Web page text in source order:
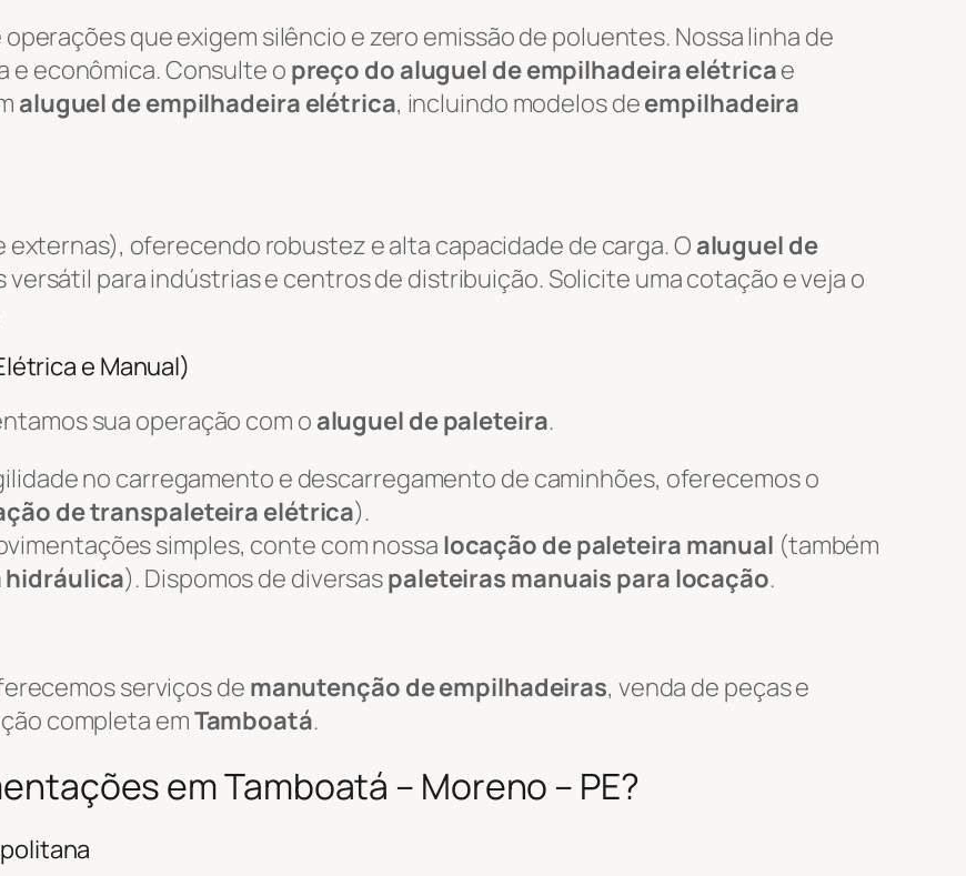
que exigem silêncio e zero emissão de poluentes. Nossa linha de
e econômica. Consulte o preço do aluguel de empilhadeira elétricae
aluguel de empilhadeira elétrica, incluindo modelos deempilhadeira
oferecendo robustez e alta capacidade de carga. O aluguel de
versátil para indústrias e centros de distribuição. Solicite uma cotação e veja o
e Manual)
sua operação com oaluguel de paleteira.
no carregamento e descarregamento de caminhões, oferecemos o
de transpaleteira elétrica).
simples, conte com nossa locação de paleteira manual (também
hidráulica). Dispomos de diversaspaleteiras manuais para locação.
serviços de manutenção de empilhadeiras, venda de peças e
completa emTamboatá.
em Tamboatá – Moreno – PE?